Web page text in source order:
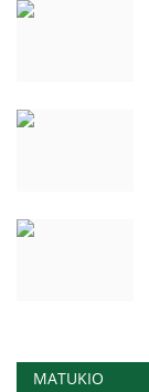
MATUKIO